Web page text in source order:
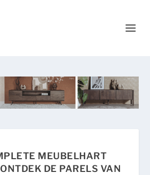
MEUBELHART
DE PARELS VAN